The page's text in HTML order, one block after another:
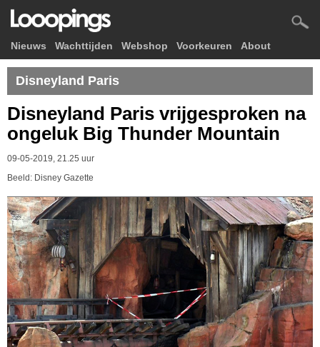
Nieuws Wachttijden Webshop Voorkeuren About
Disneyland Paris
Disneyland Paris vrijgesproken na
ongeluk Big Thunder Mountain
09-05-2019, 21.25 uur
Beeld: Disney Gazette